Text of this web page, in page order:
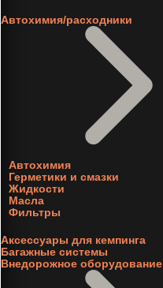
Автохимия/расходники
Автохимия
Герметики и смазки
Жидкости
Масла
Фильтры
Аксессуары для кемпинга
Багажные системы
Внедорожное оборудование